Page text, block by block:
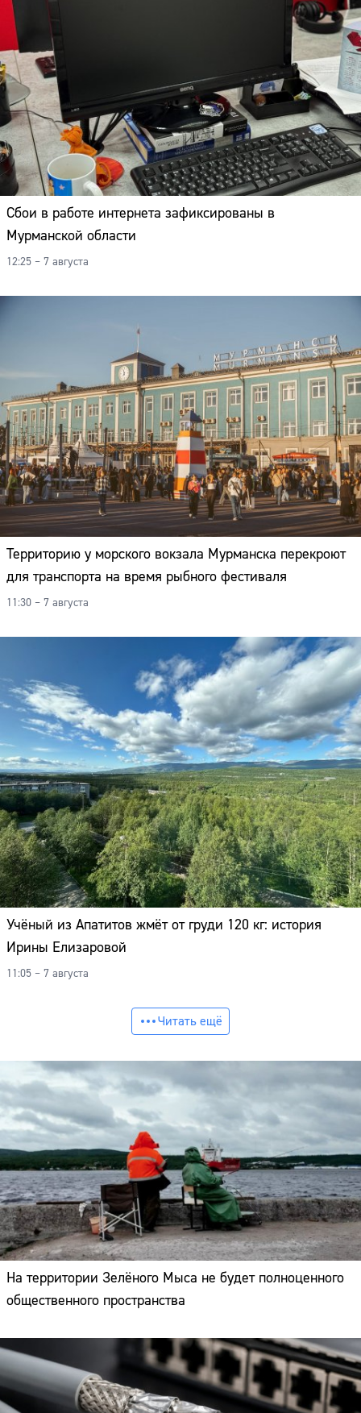
Сбои в работе интернета зафиксированы в
Мурманской области
12:25 – 7 августа
Территорию у морского вокзала Мурманска перекроют
для транспорта на время рыбного фестиваля
11:30 – 7 августа
Учёный из Апатитов жмёт от груди 120 кг: история
Ирины Елизаровой
11:05 – 7 августа
Читать ещё
На территории Зелёного Мыса не будет полноценного
общественного пространства